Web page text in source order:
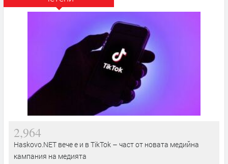
2,964
Haskovo.NET вече е и в TikTok – част от новата медийна
кампания на медията